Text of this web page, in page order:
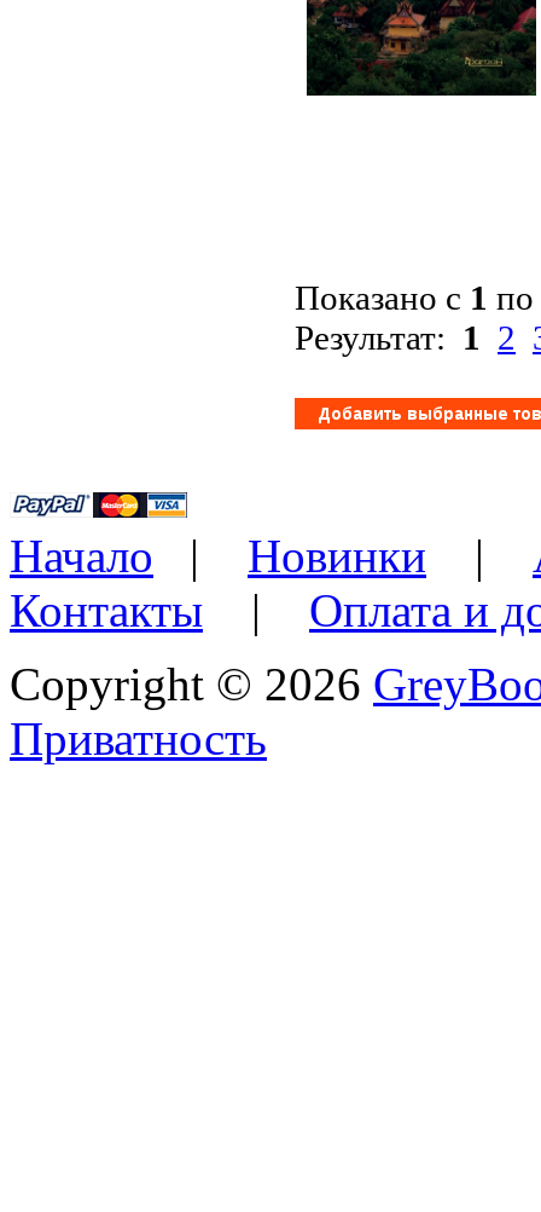
Показано с 1 по
Результат: 1 2
Начало | Новинки |
Контакты | Оплата и
Copyright © 2026
Приватность